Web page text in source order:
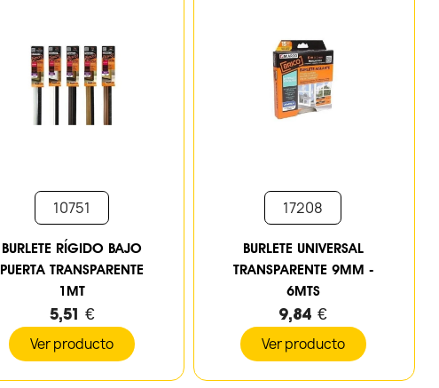
10751
BURLETE RÍGIDO BAJO
PUERTA TRANSPARENTE
1MT
5,51 €
Ver producto
17208
BURLETE UNIVERSAL
TRANSPARENTE 9MM -
6MTS
9,84 €
Ver producto